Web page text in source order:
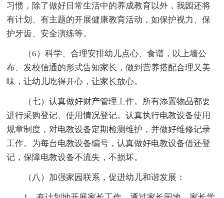
习惯，除了做好日常生活中的养成教育以外，我园还将
有计划、有主题的开展健康教育活动，如保护视力、保
护牙齿、安全演练等。
（6）科学、合理安排幼儿点心、食谱，以上墙公
布、发校信通的形式告知家长，做到营养搭配合理又美
味，让幼儿吃得开心，让家长放心。
（七）认真做好财产管理工作。所有添置物品都要
进行采购登记、使用情况登记。认真执行电教设备使用
规章制度，对电教设备定期检测维护，并做好维修记录
工作。为每台电教设备编号，认真做好电教设备借还登
记，保障电教设备不流失，不损坏。
（八）加强家园联系，促进幼儿和谐发展：